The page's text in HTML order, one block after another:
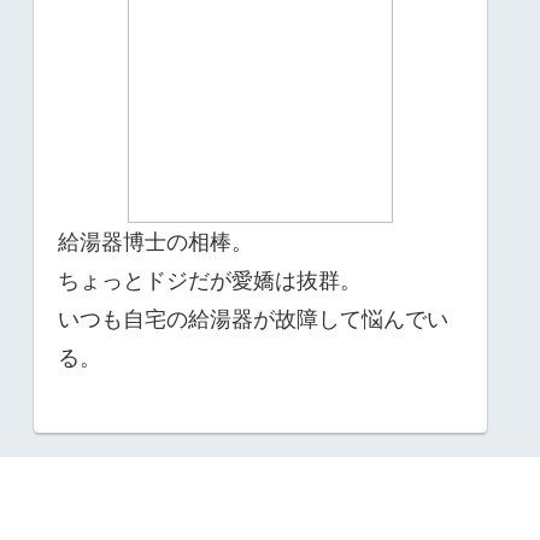
給湯器博士の相棒。
ちょっとドジだが愛嬌は抜群。
いつも自宅の給湯器が故障して悩んでい
る。